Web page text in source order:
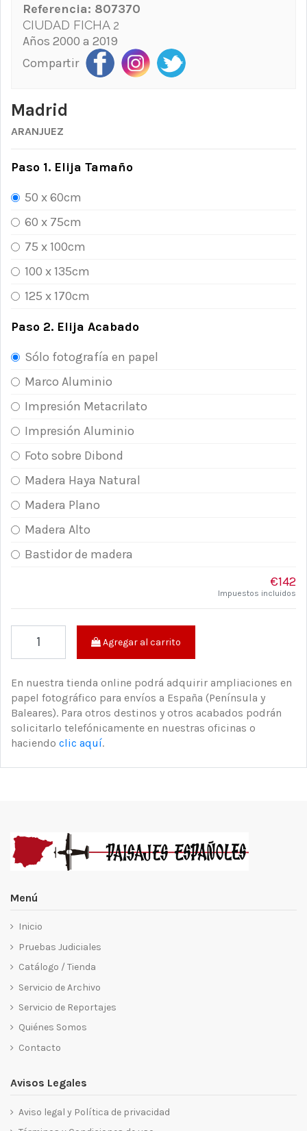
Referencia: 807370
CIUDAD FICHA 2
Años 2000 a 2019
Compartir
Madrid
ARANJUEZ
Paso 1. Elija Tamaño
50 x 60cm
60 x 75cm
75 x 100cm
100 x 135cm
125 x 170cm
Paso 2. Elija Acabado
Sólo fotografía en papel
Marco Aluminio
Impresión Metacrilato
Impresión Aluminio
Foto sobre Dibond
Madera Haya Natural
Madera Plano
Madera Alto
Bastidor de madera
€142
Impuestos incluidos
Agregar al carrito
En nuestra tienda online podrá adquirir ampliaciones en
papel fotográfico para envíos a España (Península y
Baleares). Para otros destinos y otros acabados podrán
solicitarlo telefónicamente en nuestras oficinas o
haciendo clic aquí.
Menú
Inicio
Pruebas Judiciales
Catálogo / Tienda
Servicio de Archivo
Servicio de Reportajes
Quiénes Somos
Contacto
Avisos Legales
Aviso legal y Política de privacidad